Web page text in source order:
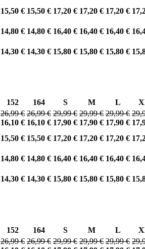
15,50 € 15,50 € 17,20 € 17,20 € 17,20 €
14,80 € 14,80 € 16,40 € 16,40 € 16,40 €
14,30 € 14,30 € 15,80 € 15,80 € 15,80 €
152 164 S M L
26,99 €
16,10 €
26,99 €
16,10 €
29,99 €
17,90 €
29,99 €
17,90 €
29,99 €
17,90 €
15,50 € 15,50 € 17,20 € 17,20 € 17,20 €
14,80 € 14,80 € 16,40 € 16,40 € 16,40 €
14,30 € 14,30 € 15,80 € 15,80 € 15,80 €
152 164 S M L
26,99 € 26,99 € 29,99 € 29,99 € 29,99 €